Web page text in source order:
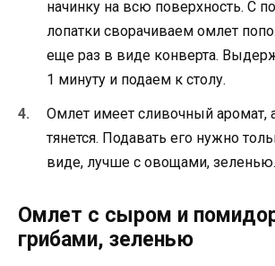
начинку на всю поверхность. С
лопатки сворачиваем омлет
еще раз в виде конверта.
1 минуту и подаем к столу.
Омлет имеет сливочный аромат,
тянется. Подавать его нужно
виде, лучше с овощами, зеленью.
Омлет с сыром и
грибами, зеленью